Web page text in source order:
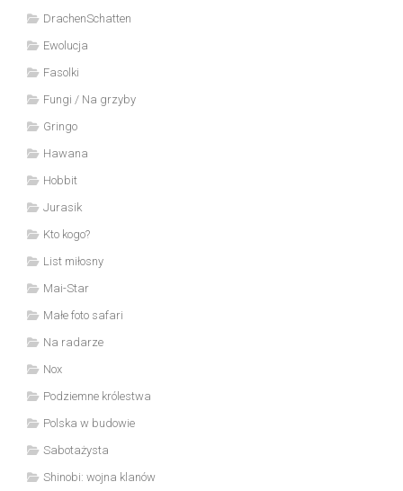
DrachenSchatten
Ewolucja
Fasolki
Fungi / Na grzyby
Gringo
Hawana
Hobbit
Jurasik
Kto kogo?
List miłosny
Mai-Star
Małe foto safari
Na radarze
Nox
Podziemne królestwa
Polska w budowie
Sabotażysta
Shinobi: wojna klanów